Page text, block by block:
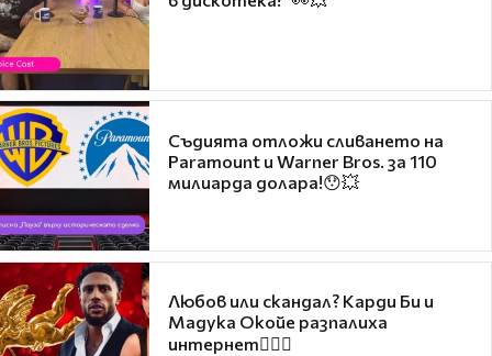
Съдията отложи сливането на
Paramount и Warner Bros. за 110
милиарда долара!😯💥
Любов или скандал? Карди Би и
Мадука Окойе разпалиха
интернет❤️‍🔥🔥